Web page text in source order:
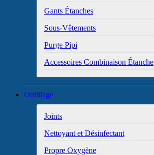
Gants Étanches
Sous-Vêtements
Purge Pipi
Accessoires Combinaison Étanche
Outillage
Joints
Nettoyant et Désinfectant
Propre Oxygène